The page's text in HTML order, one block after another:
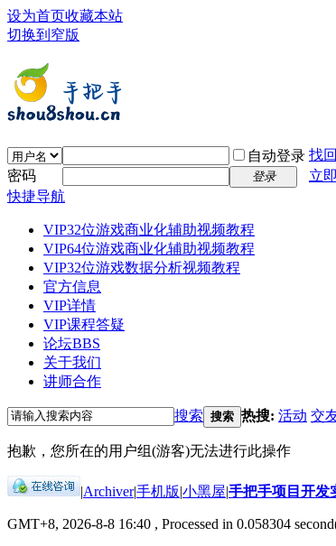
设为首页收藏本站
切换到窄版
自动登录 找
密码
登录
立
快捷导航
VIP32位游戏商业化辅助视频教程
VIP64位游戏商业化辅助视频教程
VIP32位游戏数据分析视频教程
官方信息
VIP详情
VIP课程答疑
论坛BBS
关于我们
讲师合作
搜索 搜索 热搜: 活动 交
抱歉，您所在的用户组(游客)无法进行此操作
|Archiver|手机版|小黑屋|手把手项目开发
GMT+8, 2026-8-8 16:40 , Processed in 0.058304